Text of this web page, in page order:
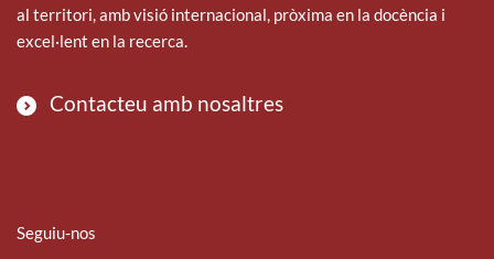
al territori, amb visió internacional, pròxima en la docència i
excel·lent en la recerca.
Contacteu amb nosaltres
Seguiu-nos